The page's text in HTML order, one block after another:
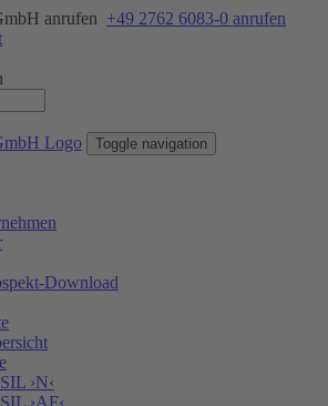
+49 2762 6083-0 anrufen
Toggle navigation
Download
›N‹
›AF‹